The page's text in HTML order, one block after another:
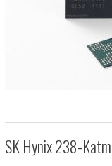
SK Hynix 238-